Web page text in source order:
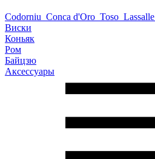
Codorniu Conca d'Oro Toso Lassalle
Виски
Коньяк
Ром
Байцзю
Аксессуары